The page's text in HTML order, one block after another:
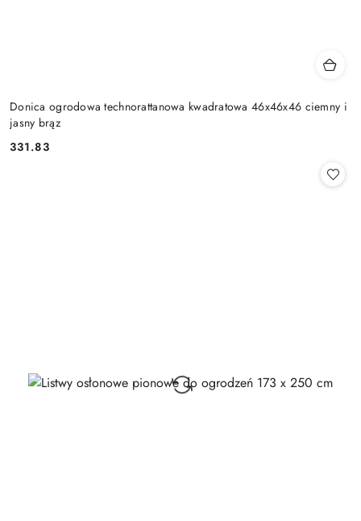
Donica ogrodowa technorattanowa kwadratowa 46x46x46 ciemny i
jasny brąz
Cena:
331.83